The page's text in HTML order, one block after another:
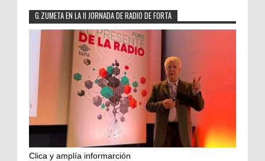
G.ZUMETA EN LA II JORNADA DE RADIO DE FORTA
Clica y amplía informarción